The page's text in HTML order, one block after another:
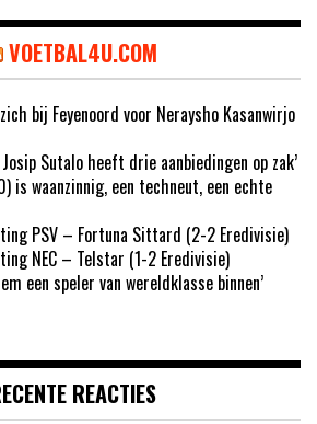
VOETBAL4U.COM
bij Feyenoord voor Neraysho Kasanwirjo
Sutalo heeft drie aanbiedingen op zak’
is waanzinnig, een techneut, een echte
PSV – Fortuna Sittard (2-2 Eredivisie)
NEC – Telstar (1-2 Eredivisie)
een speler van wereldklasse binnen’
REACTIES